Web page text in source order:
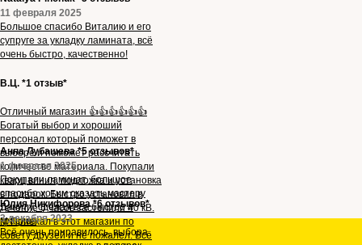
11 февраля 2025
Большое спасибо Виталию и его
супруге за укладку ламината, всё
очень быстро, качественно!
В.Ц. *1 отзыв*
Отличный магазин 👍👍👍👍👍👍
Богатый выбор и хороший
персонал который поможет в
выборе и поможет рассчитать
количество материала. Покупали
кварц винил, подложка и установка
в подарок. Быстро установил в
течение 6 часов застелили 40 кВ.
М Приехал в этот магазин по
совету друзей и не пожалел. Всё
Анна Лубашева *5 отзывов*
1 февраля 2025
Покупали ламинат, большое
спасибо хотим сказать мастеру
Данилу, сделал все быстро и
красиво
Юлия Никифорова *6 отзывов*
3 декабря 2023
Всё очень понравилось, выбора